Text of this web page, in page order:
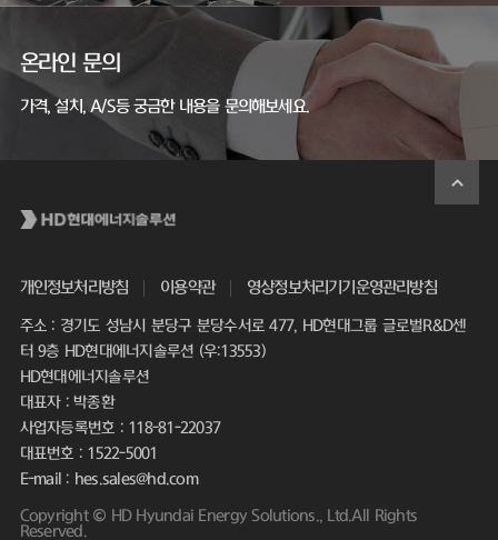
온라인 문의
가격, 설치, A/S등 궁금한 내용을 문의해보세요.
개인정보처리방침 이용약관 영상정보처리기기운영관리방침
주소 : 경기도 성남시 분당구 분당수서로 477, HD현대그룹 글로벌R&D센
터 9층 HD현대에너지솔루션 (우:13553)
HD현대에너지솔루션
대표자 : 박종환
사업자등록번호 : 118-81-22037
대표번호 : 1522-5001
E-mail : hes.sales@hd.com
Copyright © HD Hyundai Energy Solutions., Ltd.All Rights
Reserved.